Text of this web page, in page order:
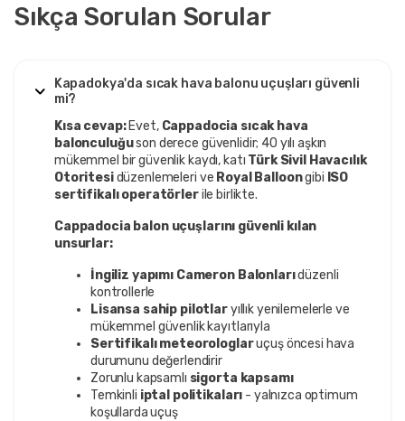
Sıkça Sorulan Sorular
Kapadokya'da sıcak hava balonu uçuşları güvenli
mi?
Kısa cevap:Evet, Cappadocia sıcak hava
balonculuğuson derece güvenlidir; 40 yılı aşkın
mükemmel bir güvenlik kaydı, katı Türk Sivil Havacılık
Otoritesidüzenlemeleri ve Royal Balloongibi ISO
sertifikalı operatörlerile birlikte.
Cappadocia balon uçuşlarını güvenli kılan
unsurlar:
İngiliz yapımı Cameron Balonlarıdüzenli
kontrollerle
Lisansa sahip pilotlaryıllık yenilemelerle ve
mükemmel güvenlik kayıtlarıyla
Sertifikalı meteorologlaruçuş öncesi hava
durumunu değerlendirir
Zorunlu kapsamlı sigorta kapsamı
Temkinli iptal politikaları - yalnızca optimum
koşullarda uçuş